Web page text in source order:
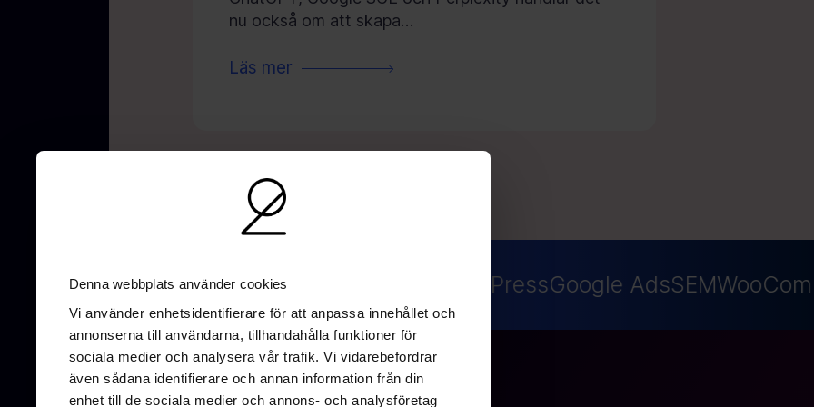
Denna webbplats använder cookies
Vi använder enhetsidentifierare för att anpassa innehållet och
annonserna till användarna, tillhandahålla funktioner för
sociala medier och analysera vår trafik. Vi vidarebefordrar
även sådana identifierare och annan information från din
enhet till de sociala medier och annons- och analysföretag
nu också om att skapa…
Läs mer
AI-optimeringSEOUX/UI-Design WordPressGoogle AdsSEM